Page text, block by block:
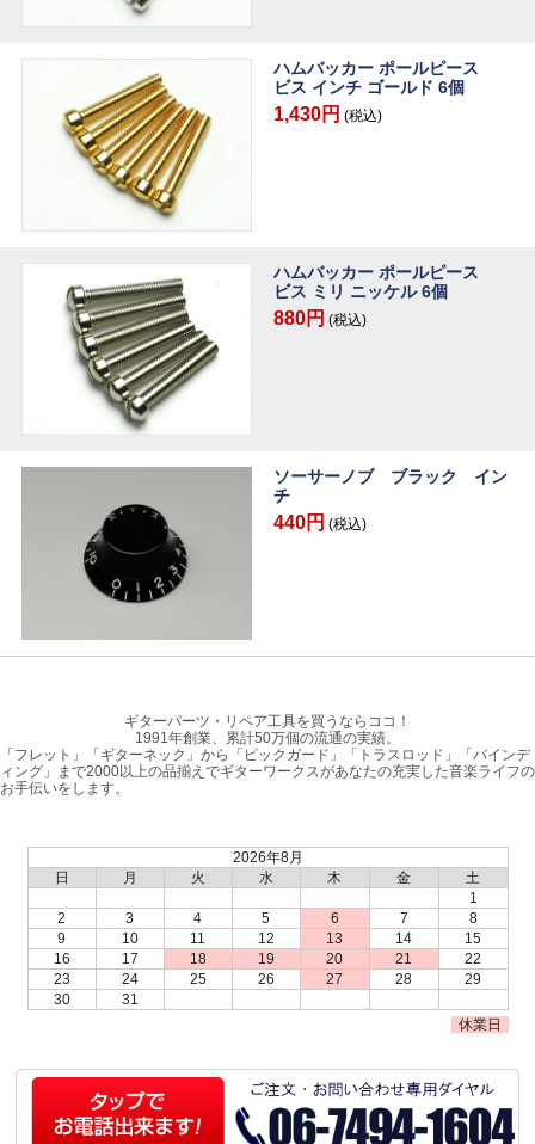
ハムバッカー ポールピース
ビス インチ ゴールド 6個
1,430円 (税込)
ハムバッカー ポールピース
ビス ミリ ニッケル 6個
880円 (税込)
ソーサーノブ ブラック イン
チ
440円 (税込)
ギターパーツ・リペア工具を買うならココ！
1991年創業、累計50万個の流通の実績。
「フレット」「ギターネック」から「ピックガード」「トラスロッド」「バインデ
ィング」まで2000以上の品揃えでギターワークスがあなたの充実した音楽ライフの
お手伝いをします。
2026年8月
日
月 火 水 木 金
土
1
2
3 4 5 6 7
8
9
10 11 12 13 14
15
16
17 18 19 20 21
22
23
24 25 26 27 28
29
30
31
休業日